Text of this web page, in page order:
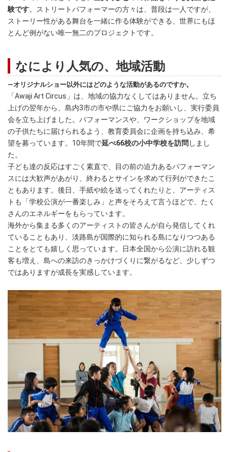
験です。ストリートパフォーマーの方々は、普段は一人ですが、
ストーリー性がある舞台を一緒に作る体験ができる、世界にもほ
とんど例がない唯一無二のプロジェクトです。
なにより人気の、地域活動
―オリジナルショー以外にはどのような活動があるのですか。
「Awaji Art Circus」は、地域の協力なくしてはありません。立ち
上げの翌年から、島内3市の市や県にご協力をお願いし、実行委員
会を立ち上げました。パフォーマンスや、ワークショップを地域
の子供たちに届けられるよう、教育委員会に企画を持ち込み、希
望を募っています。10年間で延べ66校の小中学校を訪問 しまし
た。
子ども達の反応はすごく素直で、目の前の迫力あるパフォーマン
スには大歓声があがり、終わるとサインを求めて行列ができたこ
ともあります。後日、手紙や絵を送ってくれたりと、アーティス
トも「学校公演が一番楽しみ」と声をそろえて言うほどで、たく
さんのエネルギーをもらっています。
海外から集まる多くのアーティストの皆さんが自ら発信してくれ
ていることもあり、淡路島が国際的に知られる島になりつつある
ことをとても嬉しく思っています。日本全国から公演に訪れる観
客も増え、島への来訪のきっかけづくりに繋がるなど、少しずつ
ではありますが成長を実感しています。